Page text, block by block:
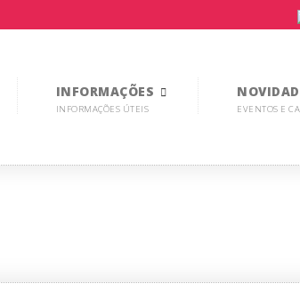
INFORMAÇÕES
INFORMAÇÕES ÚTEIS EVENTOS E